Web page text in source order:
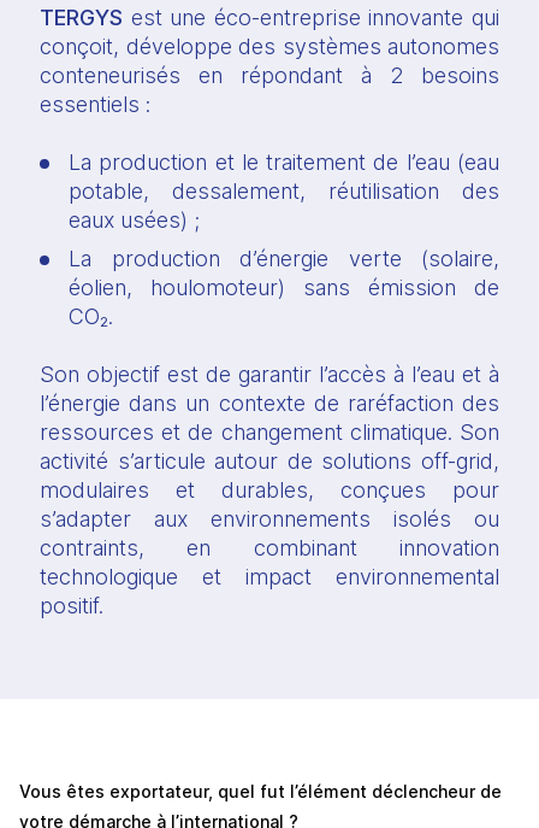
TERGYS est une éco-entreprise innovante qui
conçoit, développe des systèmes autonomes
conteneurisés en répondant à 2 besoins
essentiels :
La production et le traitement de l’eau (eau
potable, dessalement, réutilisation des
eaux usées) ;
La production d’énergie verte (solaire,
éolien, houlomoteur) sans émission de
CO₂.
Son objectif est de garantir l’accès à l’eau et à
l’énergie dans un contexte de raréfaction des
ressources et de changement climatique. Son
activité s’articule autour de solutions off-grid,
modulaires et durables, conçues pour
s’adapter aux environnements isolés ou
contraints, en combinant innovation
technologique et impact environnemental
positif.
Vous êtes exportateur, quel fut l’élément déclencheur de
votre démarche à l’international ?